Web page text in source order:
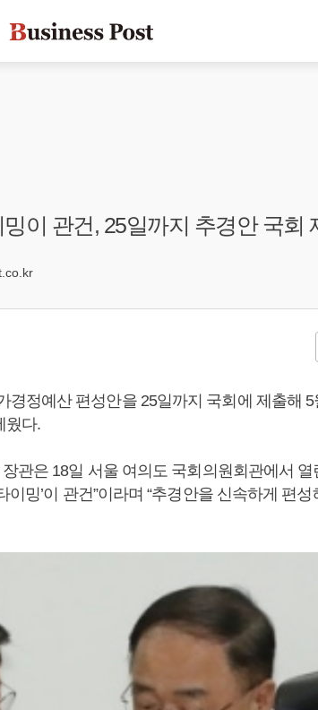
이 관건, 25일까지 추경안 국회
경정예산 편성안을 25일까지 국회에 제출해
웠다.
관은 18일 서울 여의도 국회의원회관에서 열
이밍’이 관건”이라며 “추경안을 신속하게 편